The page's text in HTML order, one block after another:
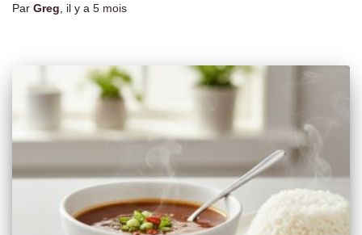
Par Greg , il y a 5 mois